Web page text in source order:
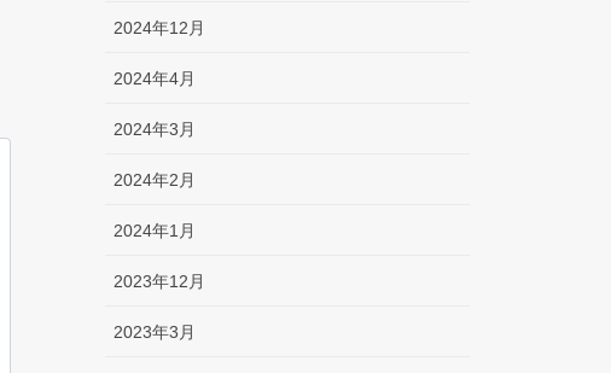
2024年12月
2024年4月
2024年3月
2024年2月
2024年1月
2023年12月
2023年3月